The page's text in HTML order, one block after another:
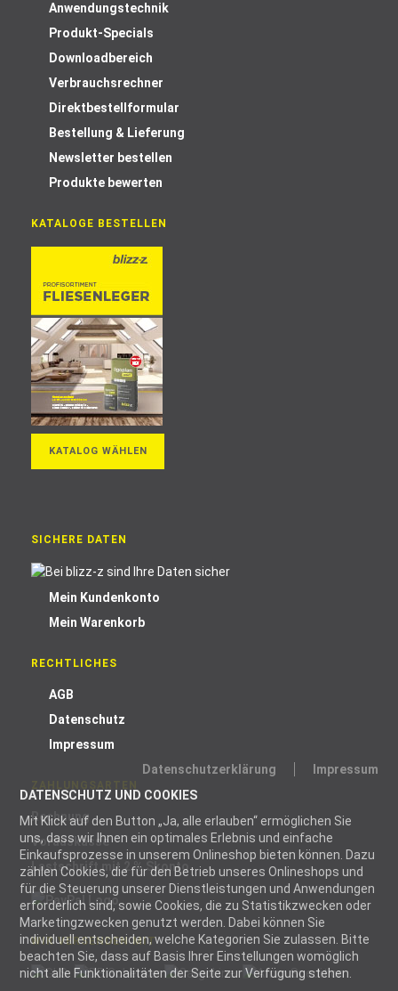
Datenschutzerklärung
Impressum
DATENSCHUTZ UND COOKIES
Mit Klick auf den Button „Ja, alle erlauben“ ermöglichen Sie
uns, dass wir Ihnen ein optimales Erlebnis und einfache
Einkaufsprozesse in unserem Onlineshop bieten können. Dazu
zählen Cookies, die für den Betrieb unseres Onlineshops und
für die Steuerung unserer Dienstleistungen und Anwendungen
erforderlich sind, sowie Cookies, die zu Statistikzwecken oder
Marketingzwecken genutzt werden. Dabei können Sie
individuell entscheiden, welche Kategorien Sie zulassen. Bitte
beachten Sie, dass auf Basis Ihrer Einstellungen womöglich
nicht alle Funktionalitäten der Seite zur Verfügung stehen.
Anwendungstechnik
Produkt-Specials
Downloadbereich
Verbrauchsrechner
Direktbestellformular
Bestellung & Lieferung
Newsletter bestellen
Produkte bewerten
KATALOGE BESTELLEN
KATALOG WÄHLEN
SICHERE DATEN
Mein Kundenkonto
Mein Warenkorb
RECHTLICHES
AGB
Datenschutz
Impressum
Rechnung
Vorauskasse
Lastschrift mit 2 % Skonto
WIR VERSENDEN MIT